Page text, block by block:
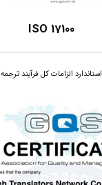
ISO 17100
استاندارد الزامات کل فرآیند ترجمه